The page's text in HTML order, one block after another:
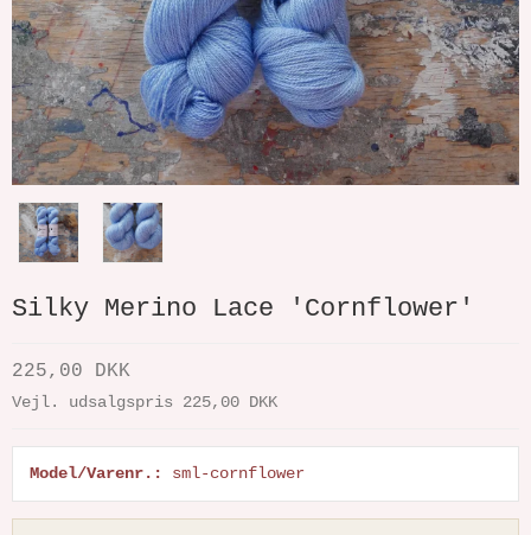
Silky Merino Lace 'Cornflower'
225,00 DKK
Vejl. udsalgspris 225,00 DKK
Model/Varenr.: sml-cornflower